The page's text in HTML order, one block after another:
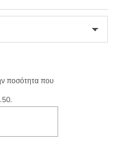
ποσότητα που